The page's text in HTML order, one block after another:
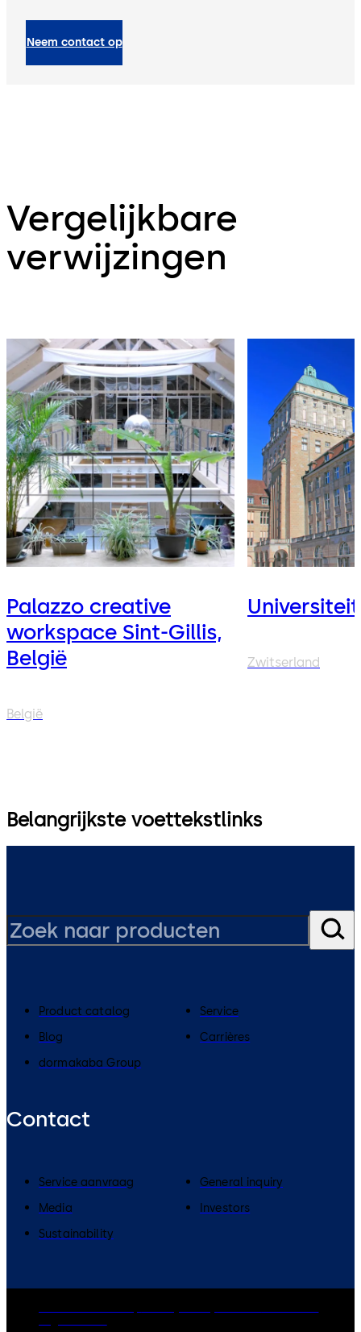
Neem contact op
Vergelijkbare
verwijzingen
Palazzo creative
workspace Sint-Gillis,
België
België
Zwitserland
Belangrijkste voettekstlinks
Product catalog
Service
Blog
Carrières
dormakaba Group
Contact
Service aanvraag
General inquiry
Media
Investors
Sustainability